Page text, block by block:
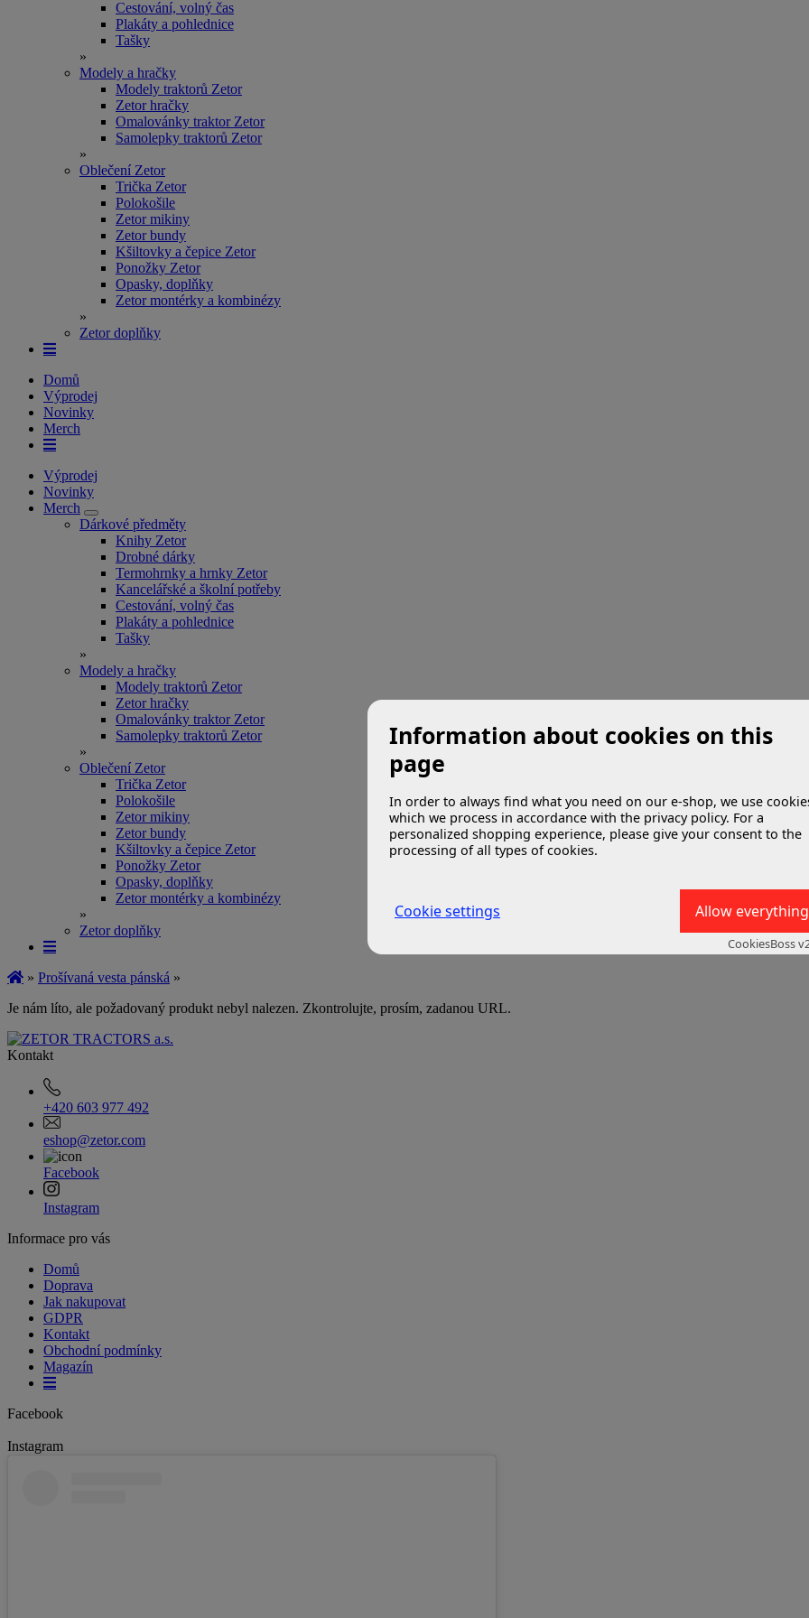
Information about cookies on this
page
In order to always find what you need on our e-shop, we use
which we process in accordance with the privacy policy. For a
personalized shopping experience, please give your consent to the
processing of all types of cookies.
Allow everything
Cookie settings
CookiesBoss
Cestování, volný čas
Plakáty a pohlednice
Tašky
»
Modely a hračky
Modely traktorů Zetor
Zetor hračky
Omalovánky traktor Zetor
Samolepky traktorů Zetor
»
Oblečení Zetor
Trička Zetor
Polokošile
Zetor mikiny
Zetor bundy
Kšiltovky a čepice Zetor
Ponožky Zetor
Opasky, doplňky
Zetor montérky a kombinézy
»
Zetor doplňky
Domů
Výprodej
Novinky
Merch
Výprodej
Novinky
Merch
Dárkové předměty
Knihy Zetor
Drobné dárky
Termohrnky a hrnky Zetor
Kancelářské a školní potřeby
Cestování, volný čas
Plakáty a pohlednice
Tašky
»
Modely a hračky
Modely traktorů Zetor
Zetor hračky
Omalovánky traktor Zetor
Samolepky traktorů Zetor
»
Oblečení Zetor
Trička Zetor
Polokošile
Zetor mikiny
Zetor bundy
Kšiltovky a čepice Zetor
Ponožky Zetor
Opasky, doplňky
Zetor montérky a kombinézy
»
Zetor doplňky
» Prošívaná vesta pánská »
Je nám líto, ale požadovaný produkt nebyl nalezen. Zkontrolujte, prosím, zadanou URL.
Kontakt
+420 603 977 492
eshop@zetor.com
Facebook
Instagram
Informace pro vás
Domů
Doprava
Jak nakupovat
GDPR
Kontakt
Obchodní podmínky
Magazín
Facebook
Instagram